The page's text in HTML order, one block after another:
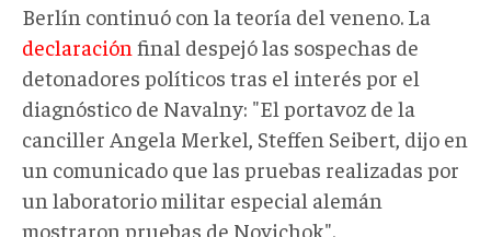
Berlín continuó con la teoría del veneno. La
declaración final despejó las sospechas de
detonadores políticos tras el interés por el
diagnóstico de Navalny: "El portavoz de la
canciller Angela Merkel, Steffen Seibert, dijo en
un comunicado que las pruebas realizadas por
un laboratorio militar especial alemán
mostraron pruebas de Novichok".